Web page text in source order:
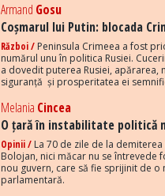
Armand Gosu
Coșmarul lui Putin: blocada
Război / Peninsula Crimeea a fost
numărul unu în politica Rusiei.
a dovedit puterea Rusiei, apărarea,
siguranță și prosperitatea ei
Melania Cincea
O țară în instabilitate politică
Opinii / La 70 de zile de la
Bolojan, nici măcar nu se întrevede
nou guvern, care să fie sprijinit de o
parlamentară.